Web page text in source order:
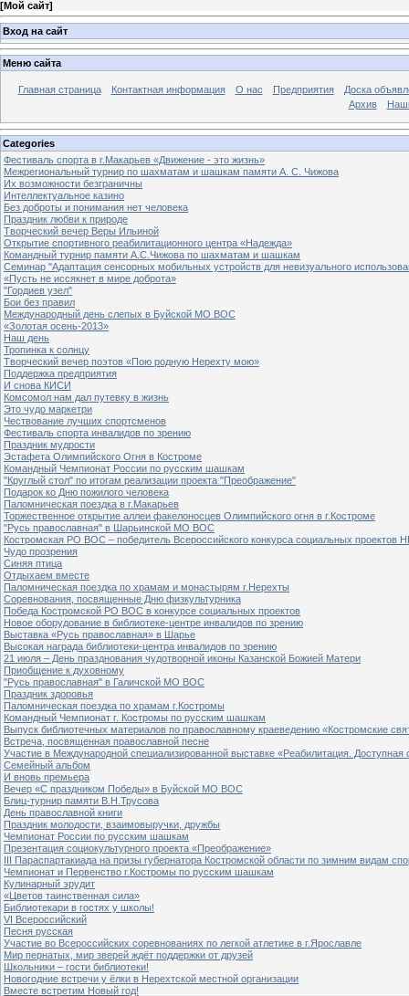
[Мой сайт]
Вход на сайт
Меню сайта
Главная страница Контактная информация О нас Предприятия
Доска
Архив
Categories
Фестиваль спорта в г.Макарьев «Движение - это жизнь»
Межрегиональный турнир по шахматам и шашкам памяти А. С. Чижова
Их возможности безграничны
Интеллектуальное казино
Без доброты и понимания нет человека
Праздник любви к природе
Творческий вечер Веры Ильиной
Открытие спортивного реабилитационного центра «Надежда»
Командный турнир памяти А.С.Чижова по шахматам и шашкам
Семинар "Адаптация сенсорных мобильных устройств для невизуального
«Пусть не иссякнет в мире доброта»
"Гордиев узел"
Бои без правил
Международный день слепых в Буйской МО ВОС
«Золотая осень-2013»
Наш день
Тропинка к солнцу
Творческий вечер поэтов «Пою родную Нерехту мою»
Поддержка предприятия
И снова КИСИ
Комсомол нам дал путевку в жизнь
Это чудо маркетри
Чествование лучших спортсменов
Фестиваль спорта инвалидов по зрению
Праздник мудрости
Эстафета Олимпийского Огня в Костроме
Командный Чемпионат России по русским шашкам
"Круглый стол" по итогам реализации проекта "Преображение"
Подарок ко Дню пожилого человека
Паломническая поездка в г.Макарьев
Торжественное открытие аллеи факелоносцев Олимпийского огня в г.Костроме
"Русь православная" в Шарьинской МО ВОС
Костромская РО ВОС – победитель Всероссийского конкурса социальных проектов
Чудо прозрения
Синяя птица
Отдыхаем вместе
Паломническая поездка по храмам и монастырям г.Нерехты
Соревнования, посвященные Дню физкультурника
Победа Костромской РО ВОС в конкурсе социальных проектов
Новое оборудование в библиотеке-центре инвалидов по зрению
Выставка «Русь православная» в Шарье
Высокая награда библиотеки-центра инвалидов по зрению
21 июля – День празднования чудотворной иконы Казанской Божией Матери
Приобщение к духовному
"Русь православная" в Галичской МО ВОС
Праздник здоровья
Паломническая поездка по храмам г.Костромы
Командный Чемпионат г. Костромы по русским шашкам
Выпуск библиотечных материалов по православному краеведению «Костромские
Встреча, посвященная православной песне
Участие в Международной специализированной выставке «Реабилитация. Доступная
Семейный альбом
И вновь премьера
Вечер «С праздником Победы» в Буйской МО ВОС
Блиц-турнир памяти В.Н.Трусова
День православной книги
Праздник молодости, взаимовыручки, дружбы
Чемпионат России по русским шашкам
Презентация социокультурного проекта «Преображение»
III Параспартакиада на призы губернатора Костромской области по зимним видам
Чемпионат и Первенство г.Костромы по русским шашкам
Кулинарный эрудит
«Цветов таинственная сила»
Библиотекари в гостях у школы!
VI Всероссийский
Песня русская
Участие во Всероссийских соревнованиях по легкой атлетике в г.Ярославле
Мир пернатых, мир зверей ждёт поддержки от друзей
Школьники – гости библиотеки!
Новогодние встречи у ёлки в Нерехтской местной организации
Вместе встретим Новый год!